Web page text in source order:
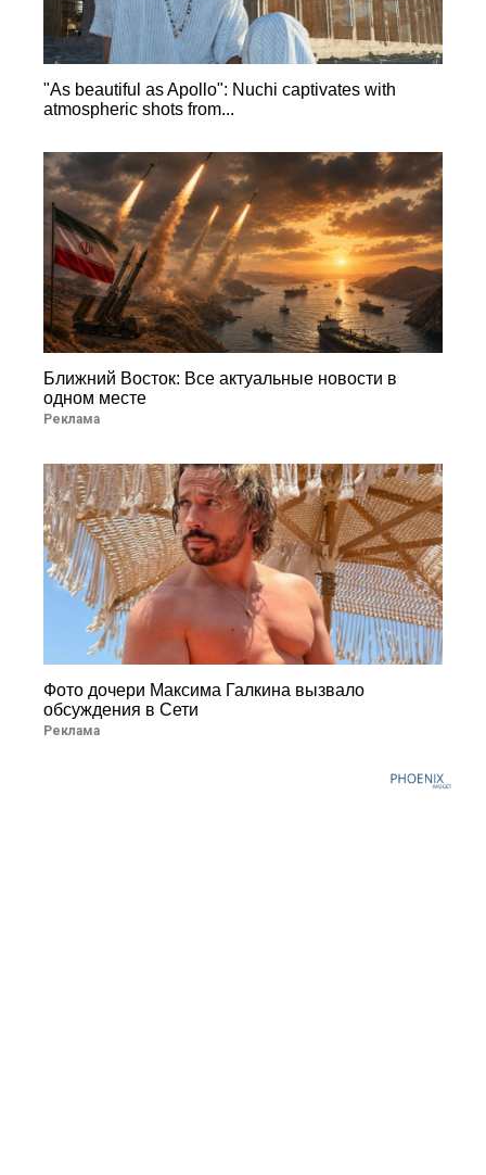
"As beautiful as Apollo": Nuchi captivates with
atmospheric shots from...
Ближний Восток: Все актуальные новости в
одном месте
Реклама
Фото дочери Максима Галкина вызвало
обсуждения в Сети
Реклама